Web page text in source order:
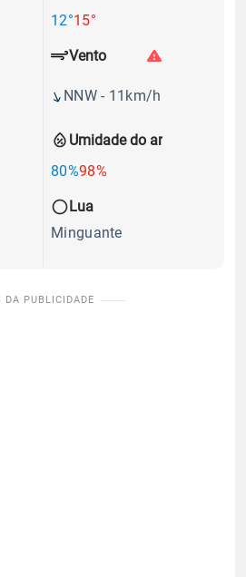
12°15°
Umidade do ar
80%98%
Vento
NNW - 11km/h
Lua
Minguante